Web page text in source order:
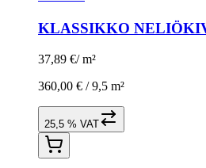
KLASSIKKO
37,89 €/ m²
360,00 € /9,5 m²
25,5 % VAT